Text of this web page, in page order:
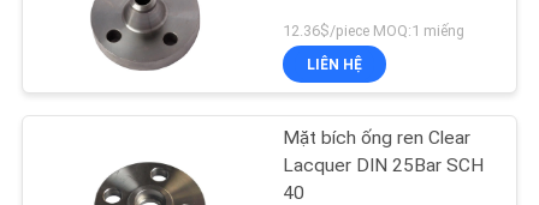
THAM
NHÀ
12.36$/piece MOQ:1 miếng
LIÊN HỆ
Mặt bích ống ren Clear
Lacquer DIN 25Bar SCH
40